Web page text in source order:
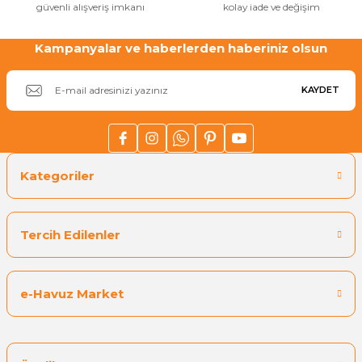
Wtr Havuz
Sıvı Ph- Düşürücü
Toz Ph+ Yükseltici
Yosun Öldürücü
Selenoid
e Pool Expert
Havuz Isıtma
Havuz Elektrik
Havuz Sarf
güvenli alışveriş imkanı
kolay iade ve değişim
Kampanyalar ve haberlerden haberiniz olsun
KAYDET
Kategoriler
Tercih Edilenler
e-Havuz Market